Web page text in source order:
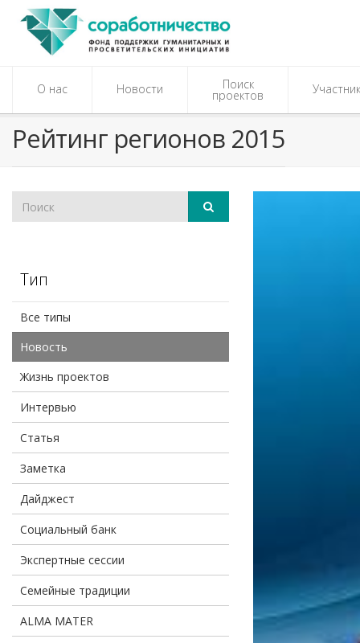
О нас Новости Поиск
проектов
Рейтинг регионов 2015
Тип
Все типы
Новость
Жизнь проектов
Интервью
Статья
Заметка
Дайджест
Социальный банк
Экспертные сессии
Семейные традиции
ALMA MATER